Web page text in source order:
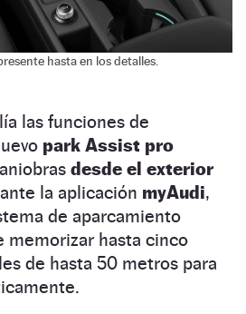
hasta en los detalles.
las funciones de
park Assist pro
desde el exterior
la aplicación myAudi,
de aparcamiento
memorizar hasta cinco
de hasta 50 metros para